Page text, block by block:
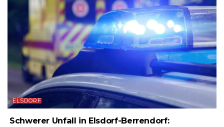
ELSDORF
Schwerer Unfall in Elsdorf-Berrendorf: